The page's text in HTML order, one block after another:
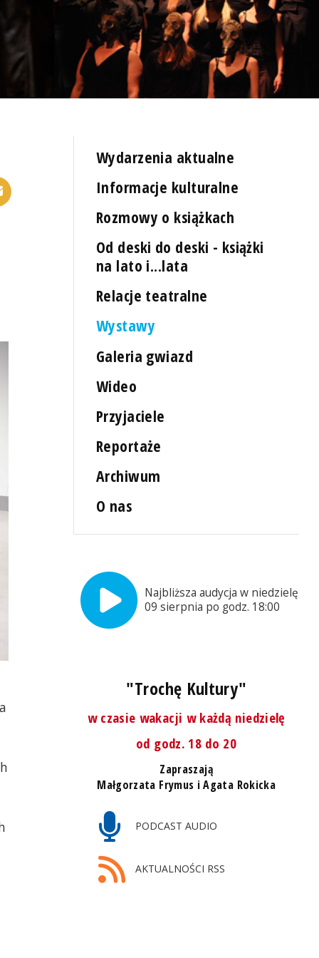
Wydarzenia aktualne
Informacje kulturalne
Rozmowy o książkach
Od deski do deski - książki
na lato i...lata
Relacje teatralne
Wystawy
Galeria gwiazd
Wideo
Przyjaciele
Reportaże
Archiwum
O nas
Najbliższa audycja w niedzielę,
09 sierpnia po godz. 18:00
"Trochę Kultury"
w czasie wakacji w każdą niedzielę
od godz. 18 do 20
Zapraszają
Małgorzata Frymus i Agata Rokicka
PODCAST AUDIO
AKTUALNOŚCI RSS